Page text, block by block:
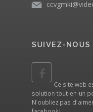
SUIVEZ-NOUS
Ce site web
solution tout-en-un
N'oubliez pas